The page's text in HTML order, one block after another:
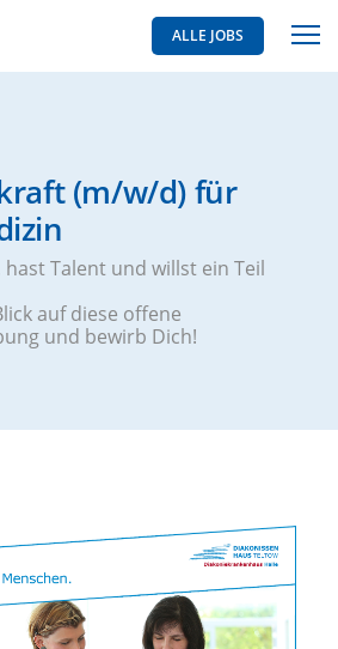
ALLE JOBS
(m/w/d) für
Talent und willst ein Teil
auf diese offene
und bewirb Dich!